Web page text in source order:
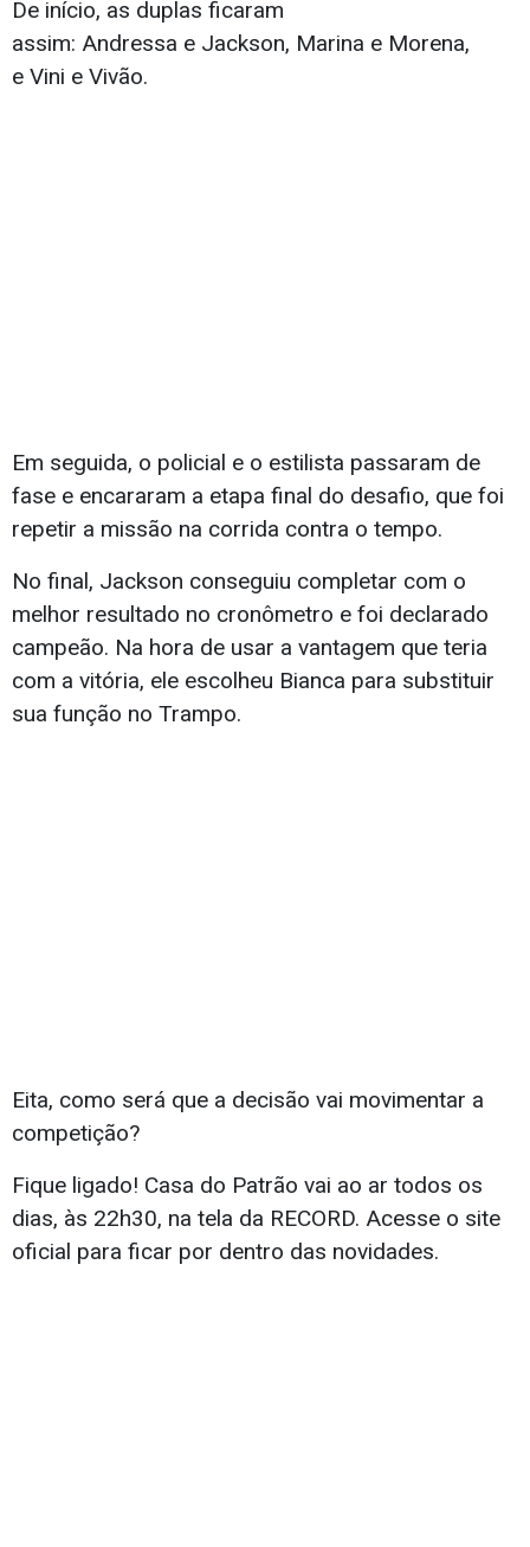
De início, as duplas ficaram
assim: Andressa e Jackson, Marina e Morena,
e Vini e Vivão.
Em seguida, o policial e o estilista passaram de
fase e encararam a etapa final do desafio, que foi
repetir a missão na corrida contra o tempo.
No final, Jackson conseguiu completar com o
melhor resultado no cronômetro e foi declarado
campeão. Na hora de usar a vantagem que teria
com a vitória, ele escolheu Bianca para substituir
sua função no Trampo.
Eita, como será que a decisão vai movimentar a
competição?
Fique ligado! Casa do Patrão vai ao ar todos os
dias, às 22h30, na tela da RECORD. Acesse o site
oficial para ficar por dentro das novidades.